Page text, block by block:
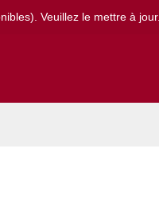
Veuillez le mettre à jour.